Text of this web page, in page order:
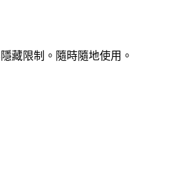
藏限制。隨時隨地使用。